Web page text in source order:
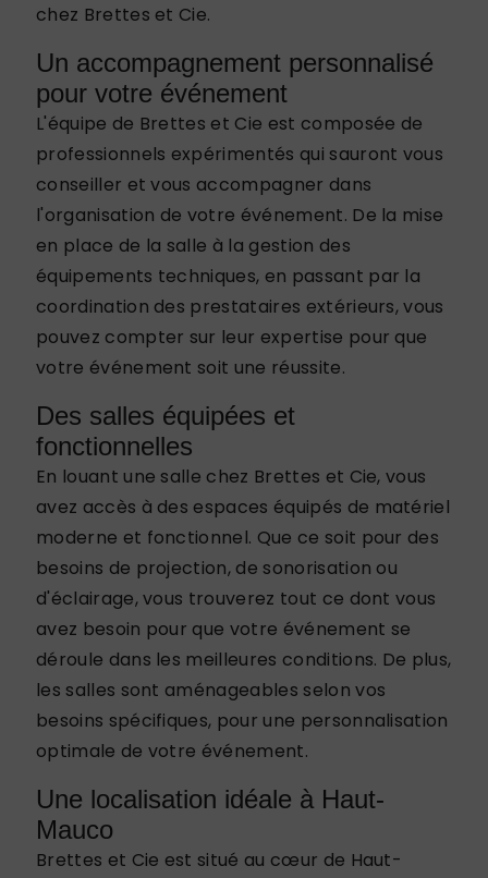
chez Brettes et Cie.
Un accompagnement personnalisé
pour votre événement
L'équipe de Brettes et Cie est composée de
professionnels expérimentés qui sauront vous
conseiller et vous accompagner dans
l'organisation de votre événement. De la mise
en place de la salle à la gestion des
équipements techniques, en passant par la
coordination des prestataires extérieurs, vous
pouvez compter sur leur expertise pour que
votre événement soit une réussite.
Des salles équipées et
fonctionnelles
En louant une salle chez Brettes et Cie, vous
avez accès à des espaces équipés de matériel
moderne et fonctionnel. Que ce soit pour des
besoins de projection, de sonorisation ou
d'éclairage, vous trouverez tout ce dont vous
avez besoin pour que votre événement se
déroule dans les meilleures conditions. De plus,
les salles sont aménageables selon vos
besoins spécifiques, pour une personnalisation
optimale de votre événement.
Une localisation idéale à Haut-
Mauco
Brettes et Cie est situé au cœur de Haut-